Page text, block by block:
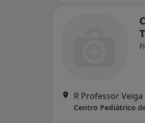
R Professor
Centro Pediátrico